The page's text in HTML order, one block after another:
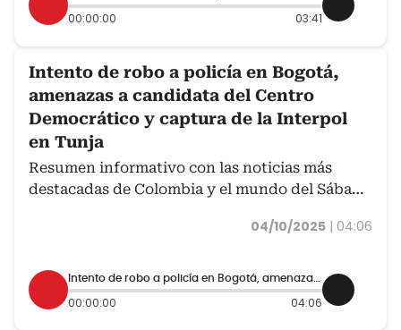
00:00:00 03:41
Intento de robo a policía en Bogotá,
amenazas a candidata del Centro
Democrático y captura de la Interpol
en Tunja
Resumen informativo con las noticias más
destacadas de Colombia y el mundo del Sábado
04/10/2025 | 04:06
00:00:00 04:06